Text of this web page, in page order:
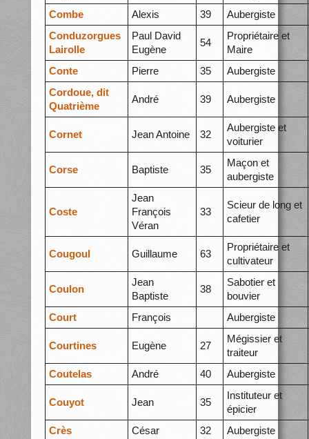
Combe
Alexis 39
Aubergiste
Conduzorgues
Lairolle
Paul David
Eugène
54
Propriétaire et
Maire
Conte
Pierre 35
Aubergiste
Cordoue, dit
Quatrième
André 39 Aubergiste
Cornet Jean Antoine 32
Aubergiste et
voiturier
Corse Baptiste 35
Maçon et
aubergiste
Coste
Jean
François
Véran
33
Scieur de long et
cafetier
Cougoul Guillaume 63
Propriétaire et
cultivateur
Coulon
Jean
Baptiste
38
Sabotier et
bouvier
Court
François Aubergiste
Courtines Eugène 27
Mégissier et
traiteur
Coutelas
André 40 Aubergiste
Couyot Jean 35
Instituteur et
épicier
Crès
César 32 Aubergiste